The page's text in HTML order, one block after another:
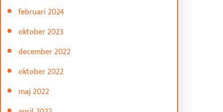
februari 2024
oktober 2023
december 2022
oktober 2022
maj 2022